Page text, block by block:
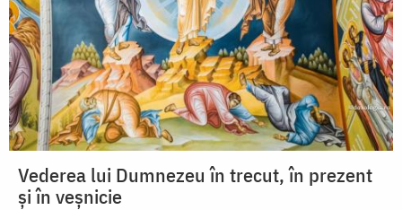
Vederea lui Dumnezeu în trecut, în prezent
și în veșnicie